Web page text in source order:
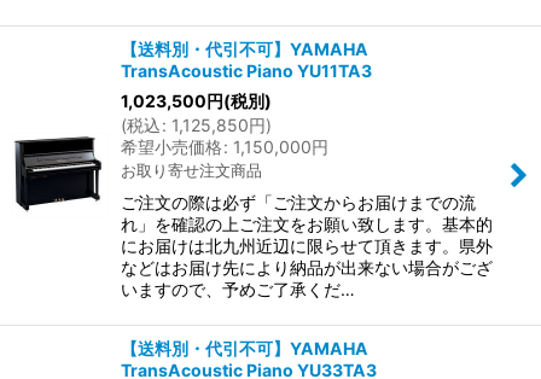
【送料別・代引不可】YAMAHA
TransAcoustic Piano YU11TA3
1,023,500 円(税別)
(税込: 1,125,850円)
希望小売価格: 1,150,000円
お取り寄せ注文商品
ご注文の際は必ず「ご注文からお届けまでの流
れ」を確認の上ご注文をお願い致します。基本的
にお届けは北九州近辺に限らせて頂きます。県外
などはお届け先により納品が出来ない場合がござ
いますので、予めご了承くだ…
【送料別・代引不可】YAMAHA
TransAcoustic Piano YU33TA3